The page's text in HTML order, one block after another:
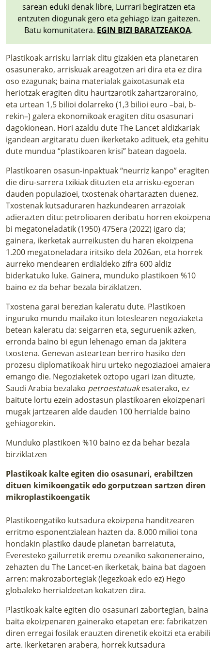
sarean eduki denak libre, Lurrari begiratzen eta
entzuten diogunak gero eta gehiago izan gaitezen.
Batu komunitatera. EGIN BIZI BARATZEAKOA.
Plastikoak arrisku larriak ditu gizakien eta planetaren
osasunerako, arriskuak areagotzen ari dira eta ez dira
oso ezagunak; baina materialak gaixotasunak eta
heriotzak eragiten ditu haurtzarotik zahartzaroraino,
eta urtean 1,5 bilioi dolarreko (1,3 bilioi euro –bai, b-
rekin–) galera ekonomikoak eragiten ditu osasunari
dagokionean. Hori azaldu dute The Lancet aldizkariak
igandean argitaratu duen ikerketako adituek, eta gehitu
dute mundua “plastikoaren krisi” batean dagoela.
Plastikoaren osasun-inpaktuak “neurriz kanpo” eragiten
die diru-sarrera txikiak dituzten eta arrisku-egoeran
dauden populazioei, txostenak ohartarazten duenez.
Txostenak kutsaduraren hazkundearen arrazoiak
adierazten ditu: petrolioaren deribatu horren ekoizpena
bi megatoneladatik (1950) 475era (2022) igaro da;
gainera, ikerketak aurreikusten du haren ekoizpena
1.200 megatoneladara iritsiko dela 2026an, eta horrek
aurreko mendearen erdialdeko zifra 600 aldiz
biderkatuko luke. Gainera, munduko plastikoen %10
baino ez da behar bezala birziklatzen.
Txostena garai berezian kaleratu dute. Plastikoen
inguruko mundu mailako itun loteslearen negoziaketa
betean kaleratu da: seigarren eta, seguruenik azken,
erronda baino bi egun lehenago eman da jakitera
txostena. Genevan asteartean berriro hasiko den
prozesu diplomatikoak hiru urteko negoziazioei amaiera
emango die. Negoziaketek oztopo ugari izan dituzte,
Saudi Arabia bezalako petroestatuakesaterako, ez
baitute lortu ezein adostasun plastikoaren ekoizpenari
mugak jartzearen alde dauden 100 herrialde baino
gehiagorekin.
Munduko plastikoen %10 baino ez da behar bezala
birziklatzen
Plastikoak kalte egiten dio osasunari, erabiltzen
dituen kimikoengatik edo gorputzean sartzen diren
mikroplastikoengatik
Plastikoengatiko kutsadura ekoizpena handitzearen
erritmo esponentzialean hazten da. 8.000 milioi tona
hondakin plastiko daude planetan barreiatuta,
Everesteko gailurretik eremu ozeaniko sakoneneraino,
zehazten du The Lancet-en ikerketak, baina bat dagoen
arren: makrozabortegiak (legezkoak edo ez) Hego
globaleko herrialdeetan kokatzen dira.
Plastikoak kalte egiten dio osasunari zabortegian, baina
baita ekoizpenaren gainerako etapetan ere: fabrikatzen
diren erregai fosilak erauzten direnetik ekoitzi eta erabili
arte. Ikerketaren arabera, horrek kutsadura